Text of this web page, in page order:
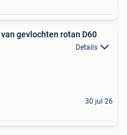
gevlochten rotan D60
Details
30 jul 26